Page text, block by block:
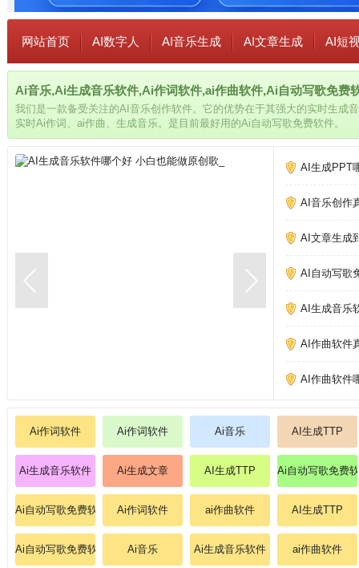
网站首页 AI数字人 AI音乐生成 AI文章生成 AI短
Ai音乐,Ai生成音乐软件,Ai作词软件,ai作曲软件,Ai自动写歌免费
我们是一款备受关注的AI音乐创作软件。它的优势在于其强大的实时生成
实时Ai作词、ai作曲、生成音乐。是目前最好用的Ai自动写歌免费软件。
AI生成PPT
AI音乐创作
AI文章生成
AI自动写歌
AI生成音乐
AI作曲软件
AI作曲软件
Ai作词软件 Ai作词软件 Ai音乐 AI生成TTP
Ai生成音乐软件 Ai生成文章 AI生成TTP Ai自动写歌免费
Ai自动写歌免费软件 Ai作词软件 ai作曲软件 AI生成TTP
Ai自动写歌免费软件 Ai音乐 Ai生成音乐软件 ai作曲软件